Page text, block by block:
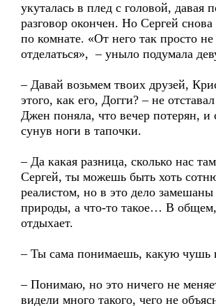
укуталась в плед с головой, давая
разговор окончен. Но Сергей снова
по комнате. «От него так просто не
отделаться», – уныло подумала
– Давай возьмем твоих друзей,
этого, как его, Догги? – не
Джен поняла, что вечер потерян, и
сунув ноги в тапочки.
– Да какая разница, сколько нас
Сергей, ты можешь быть хоть
реалистом, но в это дело
природы, а что-то такое… В
отдыхает.
– Ты сама понимаешь, какую чушь
– Понимаю, но это ничего не
видели много такого, чего не